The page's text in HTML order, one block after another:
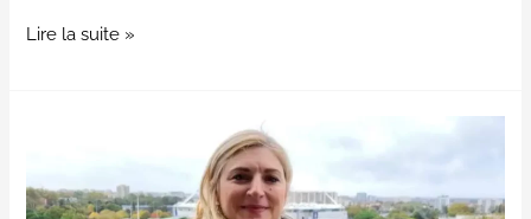
Lire la suite »
Maïa